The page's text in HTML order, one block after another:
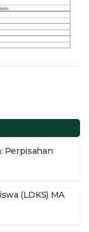
Perpisahan
(LDKS) MA